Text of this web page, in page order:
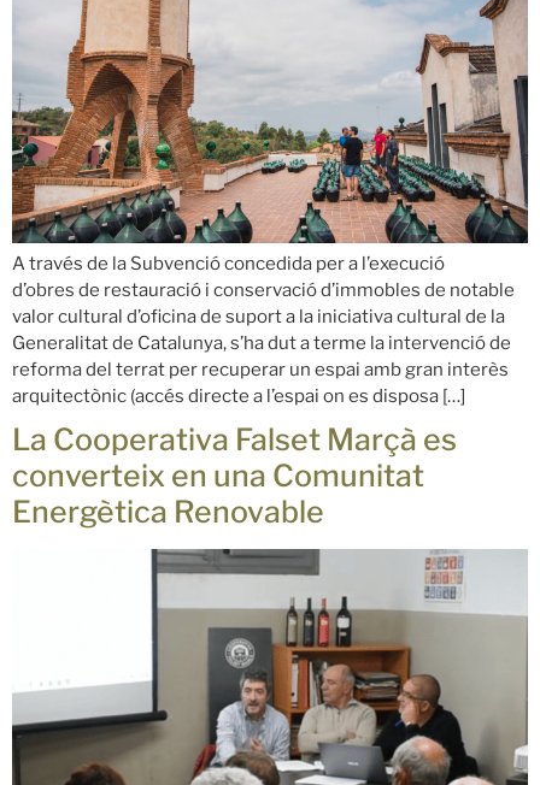
A través de la Subvenció concedida per a l’execució
d’obres de restauració i conservació d’immobles de notable
valor cultural d’oficina de suport a la iniciativa cultural de la
Generalitat de Catalunya, s’ha dut a terme la intervenció de
reforma del terrat per recuperar un espai amb gran interès
arquitectònic (accés directe a l’espai on es disposa […]
La Cooperativa Falset Marçà es
converteix en una Comunitat
Energètica Renovable